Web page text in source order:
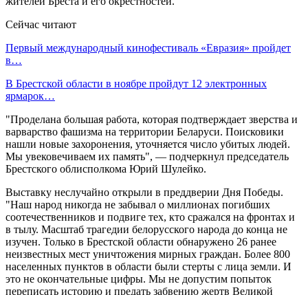
Сейчас читают
Первый международный кинофестиваль «Евразия» пройдет
в…
В Брестской области в ноябре пройдут 12 электронных
ярмарок…
"Проделана большая работа, которая подтверждает зверства и
варварство фашизма на территории Беларуси. Поисковики
нашли новые захоронения, уточняется число убитых людей.
Мы увековечиваем их память", — подчеркнул председатель
Брестского облисполкома Юрий Шулейко.
Выставку неслучайно открыли в преддверии Дня Победы.
"Наш народ никогда не забывал о миллионах погибших
соотечественников и подвиге тех, кто сражался на фронтах и
в тылу. Масштаб трагедии белорусского народа до конца не
изучен. Только в Брестской области обнаружено 26 ранее
неизвестных мест уничтожения мирных граждан. Более 800
населенных пунктов в области были стерты с лица земли. И
это не окончательные цифры. Мы не допустим попыток
переписать историю и предать забвению жертв Великой